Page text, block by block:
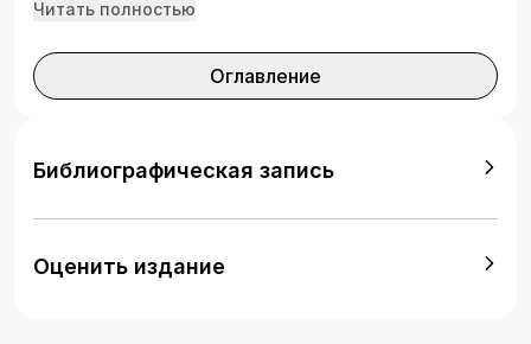
литературы, в том числе казахстанского
опыта, а также опыта крупнейших мировых
полезно для начинающих специалистов,
опыта в производство. Учебное пособие
рекомендуется для использования на занятиях
по дисциплинам «Скотоводство, технология
Читать полностью
Оглавление
Библиографическая запись
Оценить издание